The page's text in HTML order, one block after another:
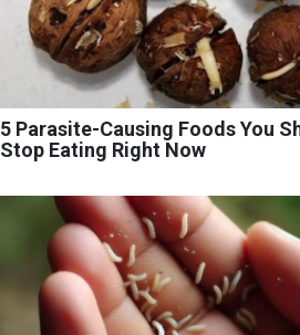
5 Parasite-Causing Foods You
Stop Eating Right Now